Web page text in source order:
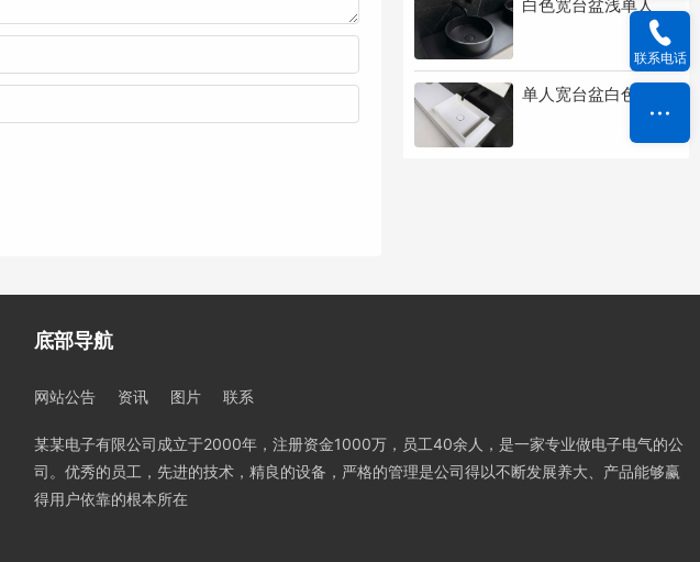
白色宽台盆浅单人
单人宽台盆白色圆角
底部导航
网站公告 资讯 图片 联系
某某电子有限公司成立于2000年，注册资金1000万，员工40余人，是一家专业做电子电气的公
司。优秀的员工，先进的技术，精良的设备，严格的管理是公司得以不断发展养大、产品能够赢
得用户依靠的根本所在
联系电话